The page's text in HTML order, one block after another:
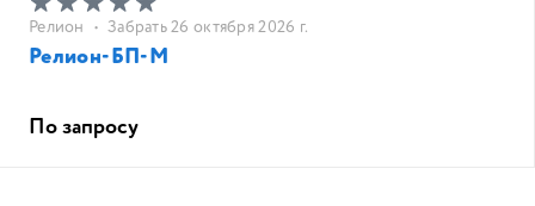
Релион • Забрать 26 октября 2026 г.
Релион-БП-М
По запросу